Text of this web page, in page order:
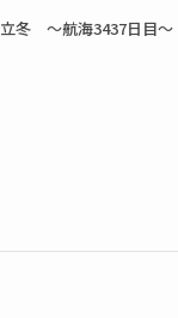
立冬 ～航海3437日目～